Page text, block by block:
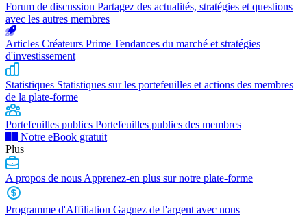
Forum de discussion Partagez des actualités, stratégies et questions
avec les autres membres
Articles Créateurs Prime Tendances du marché et stratégies
d'investissement
Statistiques Statistiques sur les portefeuilles et actions des membres
de la plate-forme
Portefeuilles publics Portefeuilles publics des membres
Notre eBook gratuit
Plus
A propos de nous Apprenez-en plus sur notre plate-forme
Programme d'Affiliation Gagnez de l'argent avec nous